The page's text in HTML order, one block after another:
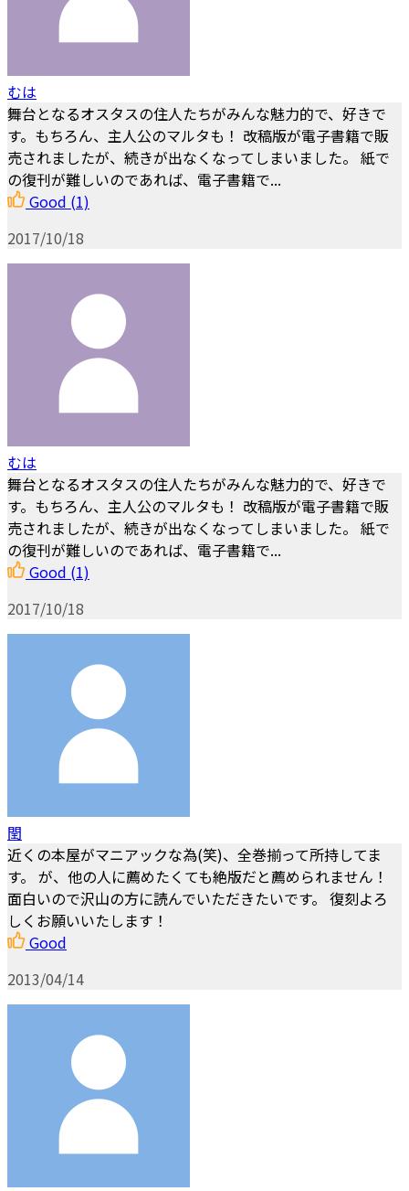
むは
舞台となるオスタスの住人たちがみんな魅力的で、好きで
す。もちろん、主人公のマルタも！ 改稿版が電子書籍で販
売されましたが、続きが出なくなってしまいました。 紙で
の復刊が難しいのであれば、電子書籍で...
Good (1)
2017/10/18
むは
舞台となるオスタスの住人たちがみんな魅力的で、好きで
す。もちろん、主人公のマルタも！ 改稿版が電子書籍で販
売されましたが、続きが出なくなってしまいました。 紙で
の復刊が難しいのであれば、電子書籍で...
Good (1)
2017/10/18
閏
近くの本屋がマニアックな為(笑)、全巻揃って所持してま
す。 が、他の人に薦めたくても絶版だと薦められません！
面白いので沢山の方に読んでいただきたいです。 復刻よろ
しくお願いいたします！
Good
2013/04/14